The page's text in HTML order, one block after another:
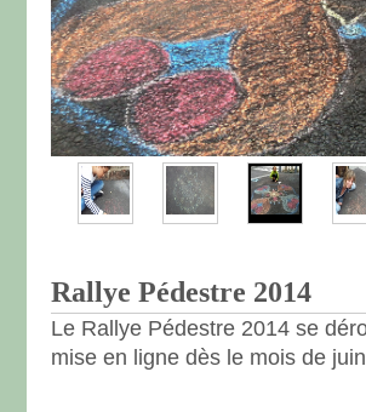
Rallye Pédestre 2014
Le Rallye Pédestre 2014 se
mise en ligne dès le mois de